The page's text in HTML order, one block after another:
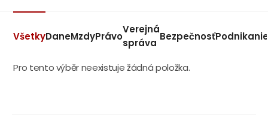
VšetkyDaneMzdyPrávo
Verejná
správa
Bezpečnosť
Pro tento výběr neexistuje žádná položka.